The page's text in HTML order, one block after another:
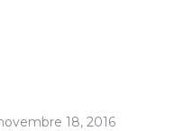
18, 2016